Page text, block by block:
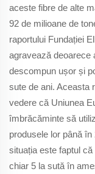
aceste fibre de alte
92 de milioane de
raportului Fundației
agravează deoarece
descompun ușor și
sute de ani. Aceasta
vedere că Uniunea
îmbrăcăminte să
produsele lor până
situația este faptul
chiar 5 la sută în